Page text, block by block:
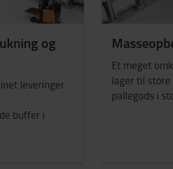
og
leveringer
buffer i
Et meget
lager til
pallegods i